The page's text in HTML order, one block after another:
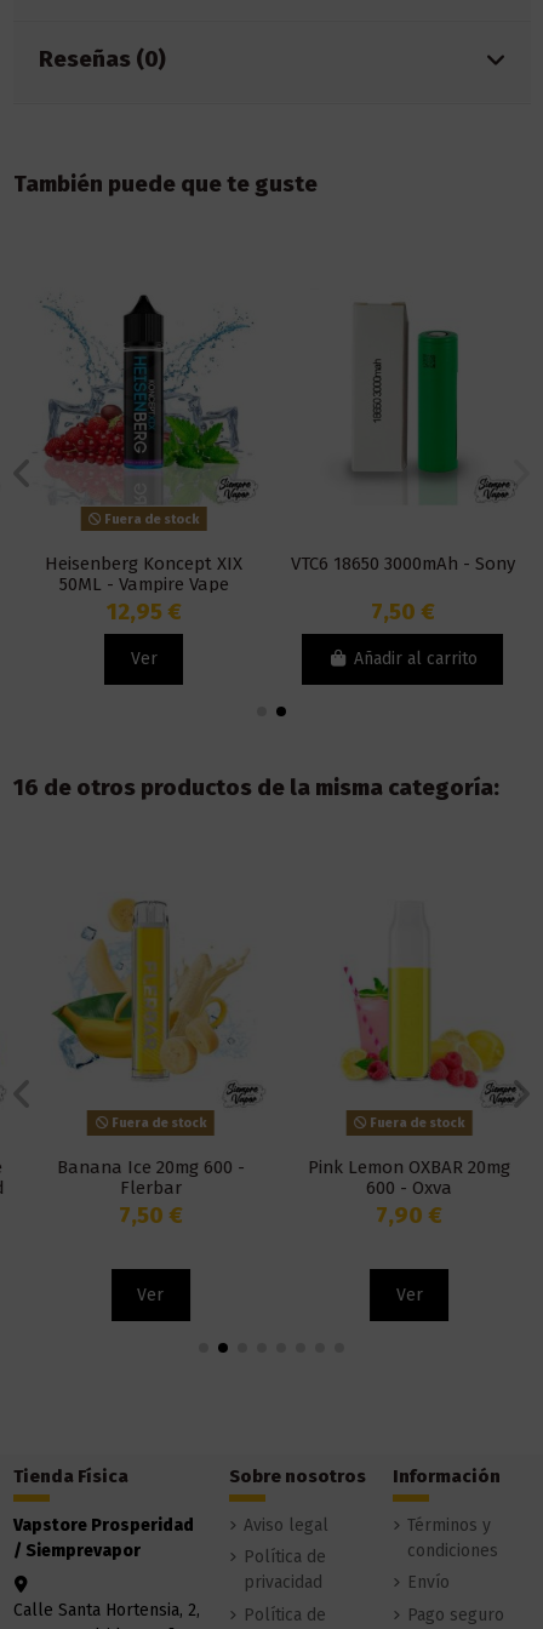
Reseñas (0)
También puede que te guste
Fuera de stock
Heisenberg Koncept XIX
50ML - Vampire Vape
12,95 €
Ver
VTC6 18650 3000mAh - Sony
7,50 €
Añadir al carrito
16 de otros productos de la misma categoría:
Fuera de stock
Banana Ice 20mg 600 -
Flerbar
7,50 €
Ver
Fuera de stock
Pink Lemon OXBAR 20mg
600 - Oxva
7,90 €
Ver
Tienda Física
Vapstore Prosperidad
/ Siemprevapor
Calle Santa Hortensia, 2,
Sobre nosotros
Aviso legal
Política de
privacidad
Política de
Información
Términos y
condiciones
Envío
Pago seguro